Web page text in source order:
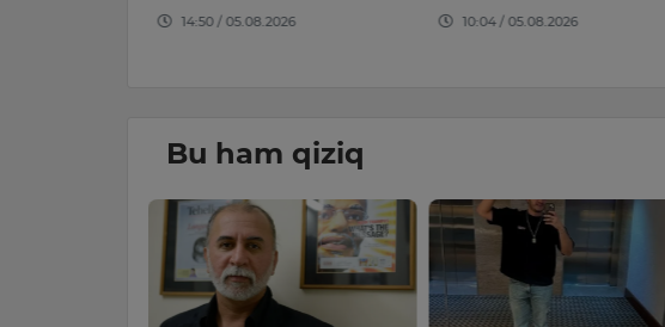
14:50 / 05.08.2026 10:04 / 05.08.2026
Bu ham qiziq